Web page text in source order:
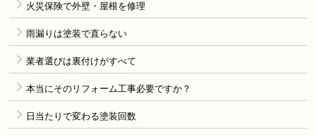
火災保険で外壁・屋根を修理
雨漏りは塗装で直らない
業者選びは裏付けがすべて
本当にそのリフォーム工事必要ですか？
日当たりで変わる塗装回数